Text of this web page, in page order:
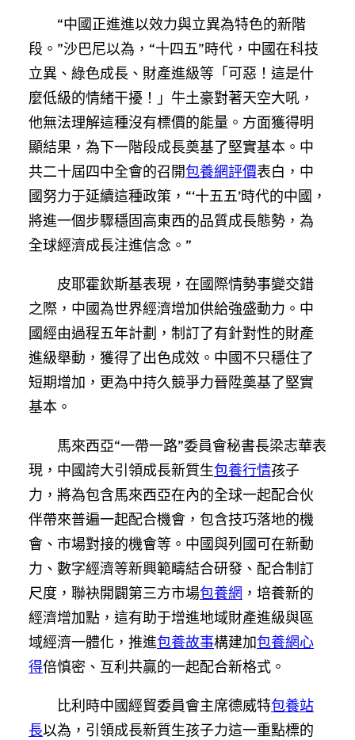
“中國正進進以效力與立異為特色的新階
段。”沙巴尼以為，“十四五”時代，中國在科技
立異、綠色成長、財產進級等「可惡！這是什
麼低級的情緒干擾！」牛土豪對著天空大吼，
他無法理解這種沒有標價的能量。方面獲得明
顯結果，為下一階段成長奠基了堅實基本。中
共二十屆四中全會的召開包養網評價表白，中
國努力于延續這種政策，“‘十五五’時代的中國，
將進一個步驟穩固高東西的品質成長態勢，為
全球經濟成長注進信念。”
皮耶霍欽斯基表現，在國際情勢事變交錯
之際，中國為世界經濟增加供給強盛動力。中
國經由過程五年計劃，制訂了有針對性的財產
進級舉動，獲得了出色成效。中國不只穩住了
短期增加，更為中持久競爭力晉陞奠基了堅實
基本。
馬來西亞“一帶一路”委員會秘書長梁志華表
現，中國誇大引領成長新質生包養行情孩子
力，將為包含馬來西亞在內的全球一起配合伙
伴帶來普遍一起配合機會，包含技巧落地的機
會、市場對接的機會等。中國與列國可在新動
力、數字經濟等新興範疇結合研發、配合制訂
尺度，聯袂開闢第三方市場包養網 ，培養新的
經濟增加點，這有助于增進地域財產進級與區
域經濟一體化，推進包養故事構建加包養網心
得倍慎密、互利共贏的一起配合新格式。
比利時中國經貿委員會主席德威特包養站
長以為，引領成長新質生孩子力這一重點標的